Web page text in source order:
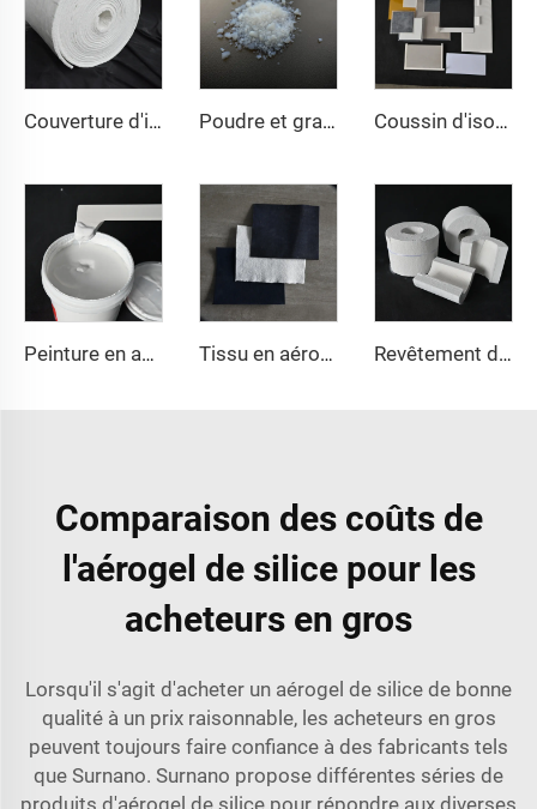
Couverture d'isolation nano 650℃ Poudre et granulés d'aérogel Coussin d'isolation en aérogel
Peinture en aérogel Tissu en aérogel Revêtement de conduite en aérogel
Comparaison des coûts de
l'aérogel de silice pour les
acheteurs en gros
Lorsqu'il s'agit d'acheter un aérogel de silice de bonne
qualité à un prix raisonnable, les acheteurs en gros
peuvent toujours faire confiance à des fabricants tels
que Surnano. Surnano propose différentes séries de
produits d'aérogel de silice pour répondre aux diverses